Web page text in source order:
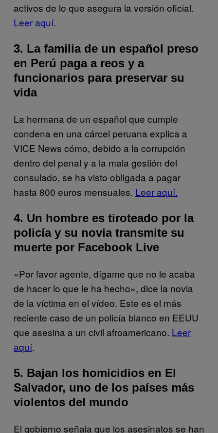
activos de lo que asegura la versión oficial.
Leer aquí.
3. La familia de un español preso
en Perú paga a reos y a
funcionarios para preservar su
vida
La hermana de un español que cumple
condena en una cárcel peruana explica a
VICE News cómo, debido a la corrupción
dentro del penal y a la mala gestión del
consulado, se ha visto obligada a pagar
hasta 800 euros mensuales. Leer aquí.
4. Un hombre es tiroteado por la
policía y su novia transmite su
muerte por Facebook Live
«Por favor agente, dígame que no le acaba
de hacer lo que le ha hecho», dice la novia
de la víctima en el vídeo. Este es el más
reciente caso de un policía blanco en EEUU
que asesina a un civil afroamericano. Leer
aquí.
5. Bajan los homicidios en El
Salvador, uno de los países más
violentos del mundo
El gobierno señala que los asesinatos se han